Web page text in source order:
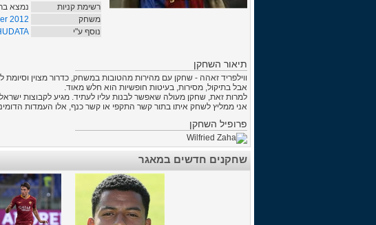
רשימת קניות
נמצא
משחק
2012
נוסף ע"י
תיאור השחקן
ווילפריד זאהה - שחקן עם מהירות מהטובות במשחק, כדרור מצוין וסיומת
אבל בתיקול, מסירות, בעיטות חופשיות הוא חלש מאוד.
למרות זאת, שחקן מעולה שאפשר לבנות עליו לעתיד. מגיע לקבוצות
אני ממליץ לשחק איתו בתור קשר התקפי או קשר כנף, אלו העמדות
פרופיל השחקן
שחקנים חדשים במאגר